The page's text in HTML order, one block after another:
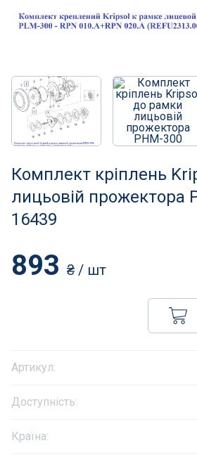
Сходи, душі і поручні
Атракціони для відпочинку
Автоматична очистка
Збірні басейни
Засоби порятунку на воді
Аксесуари для громадських
Закладні деталі
Оздоблення чаші басейну
Комплект кріплень
лицьовій прожектора
16439
Артикул:
Доступність:
Країна:
893 ₴ / шт